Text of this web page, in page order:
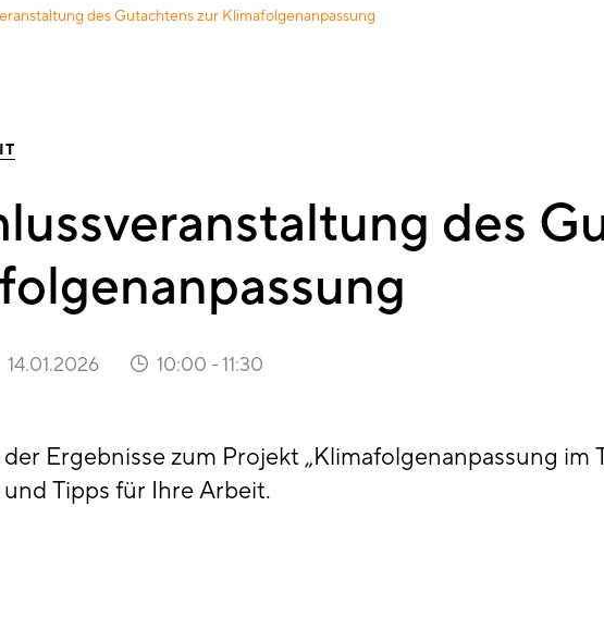
des Gutachtens zur Klimafolgenanpassung
des
14.01.2026 10:00 -11:30
Ergebnisse zum Projekt „Klimafolgenanpassung im
Tipps für Ihre Arbeit.